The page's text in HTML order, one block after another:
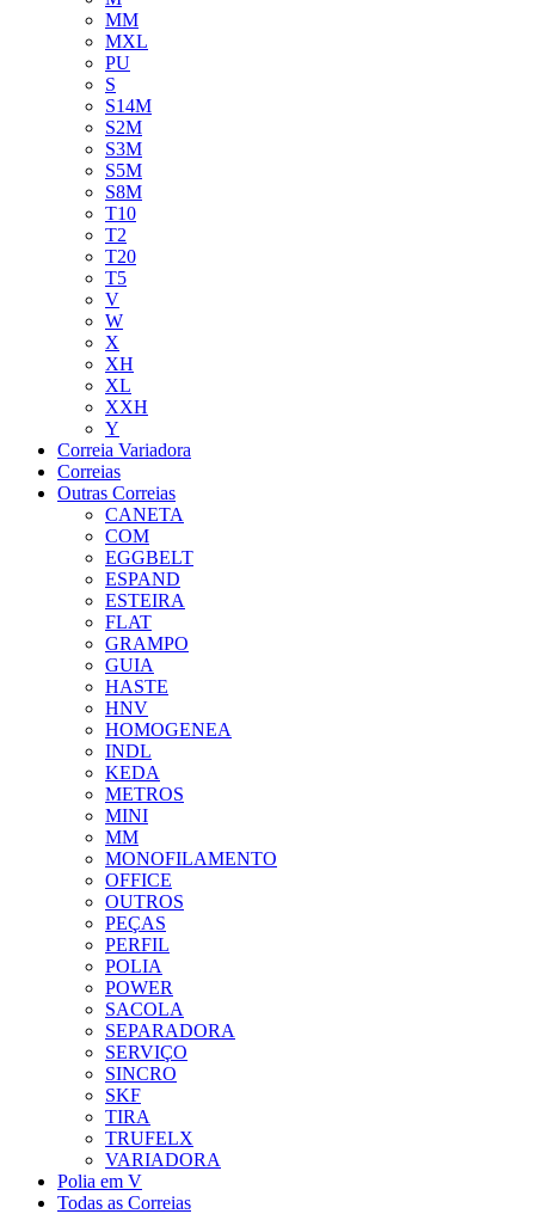
MM
MXL
PU
S
S14M
S2M
S3M
S5M
S8M
T10
T2
T20
T5
V
W
X
XH
XL
XXH
Y
Correia Variadora
Correias
Outras Correias
CANETA
COM
EGGBELT
ESPAND
ESTEIRA
FLAT
GRAMPO
GUIA
HASTE
HNV
HOMOGENEA
INDL
KEDA
METROS
MINI
MM
MONOFILAMENTO
OFFICE
OUTROS
PEÇAS
PERFIL
POLIA
POWER
SACOLA
SEPARADORA
SERVIÇO
SINCRO
SKF
TIRA
TRUFELX
VARIADORA
Polia em V
Todas as Correias